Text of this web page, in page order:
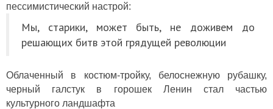
пессимистический настрой:
Мы, старики, может быть, не доживем до
решающих битв этой грядущей революции
Облаченный в костюм-тройку, белоснежную рубашку,
черный галстук в горошек Ленин стал частью
культурного ландшафта